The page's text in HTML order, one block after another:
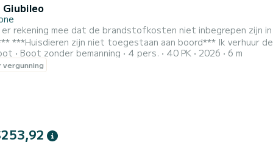
Giubileo
mee dat de brandstofkosten niet inbegrepen zijn in de prijs*** ***Houd er rekening mee
boot uit 2026 van 6
de werf RANIERI GIUBILEO, uitgerust met een Mercury 40pk
u een comfortabel zonnedek aan de voorkant, een
Boot zonder bemanning 4 pers. 40 PK 2026 6 m
vergunning